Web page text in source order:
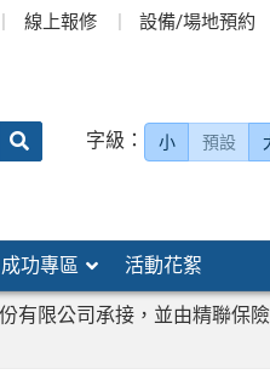
線上報修 設備/場地預約
字級： 小 預設
成功專區 活動花絮
有限公司承接，並由精聯保